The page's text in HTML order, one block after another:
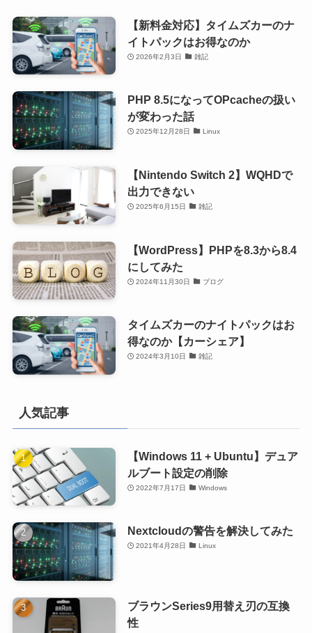
【新料金対応】タイムズカーのナ
イトパックはお得なのか
2026年2月3日 雑記
PHP 8.5になってOPcacheの扱い
が変わった話
2025年12月28日 Linux
【Nintendo Switch 2】WQHDで
出力できない
2025年6月15日 雑記
【WordPress】PHPを8.3から8.4
にしてみた
2024年11月30日 ブログ
タイムズカーのナイトパックはお
得なのか【カーシェア】
2024年3月10日 雑記
人気記事
【Windows 11 + Ubuntu】デュア
ルブート設定の削除
2022年7月17日 Windows
Nextcloudの警告を解決してみた
2021年4月28日 Linux
ブラウンSeries9用替え刃の互換
性